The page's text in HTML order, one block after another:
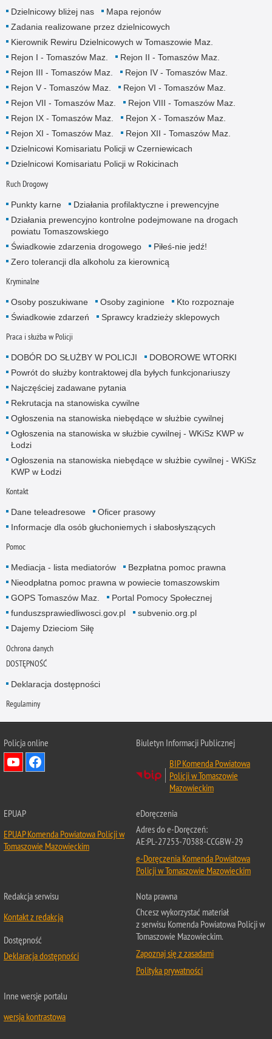
Dzielnicowy bliżej nas
Mapa rejonów
Zadania realizowane przez dzielnicowych
Kierownik Rewiru Dzielnicowych w Tomaszowie Maz.
Rejon I - Tomaszów Maz.
Rejon II - Tomaszów Maz.
Rejon III - Tomaszów Maz.
Rejon IV - Tomaszów Maz.
Rejon V - Tomaszów Maz.
Rejon VI - Tomaszów Maz.
Rejon VII - Tomaszów Maz.
Rejon VIII - Tomaszów Maz.
Rejon IX - Tomaszów Maz.
Rejon X - Tomaszów Maz.
Rejon XI - Tomaszów Maz.
Rejon XII - Tomaszów Maz.
Dzielnicowi Komisariatu Policji w Czerniewicach
Dzielnicowi Komisariatu Policji w Rokicinach
Ruch Drogowy
Punkty karne
Działania profilaktyczne i prewencyjne
Działania prewencyjno kontrolne podejmowane na drogach
powiatu Tomaszowskiego
Świadkowie zdarzenia drogowego
Piłeś-nie jedź!
Zero tolerancji dla alkoholu za kierownicą
Kryminalne
Osoby poszukiwane Osoby zaginione
Kto rozpoznaje
Świadkowie zdarzeń
Sprawcy kradzieży sklepowych
Praca i służba w Policji
DOBÓR DO SŁUŻBY W POLICJI
DOBOROWE WTORKI
Powrót do służby kontraktowej dla byłych funkcjonariuszy
Najczęściej zadawane pytania
Rekrutacja na stanowiska cywilne
Ogłoszenia na stanowiska niebędące w służbie cywilnej
Ogłoszenia na stanowiska w służbie cywilnej - WKiSz KWP w
Łodzi
Ogłoszenia na stanowiska niebędące w służbie cywilnej - WKiSz
KWP w Łodzi
Kontakt
Dane teleadresowe
Oficer prasowy
Informacje dla osób głuchoniemych i słabosłyszących
Pomoc
Mediacja - lista mediatorów
Bezpłatna pomoc prawna
Nieodpłatna pomoc prawna w powiecie tomaszowskim
GOPS Tomaszów Maz.
Portal Pomocy Społecznej
funduszsprawiedliwosci.gov.pl
subvenio.org.pl
Dajemy Dzieciom Siłę
Ochrona danych
DOSTĘPNOŚĆ
Deklaracja dostępności
Regulaminy
Policja online
Biuletyn Informacji Publicznej
BIP Komenda Powiatowa
Policji w Tomaszowie
Mazowieckim
EPUAP
EPUAP Komenda Powiatowa Policji w
Tomaszowie Mazowieckim
eDoręczenia
Adres do e-Doręczeń:
AE:PL-27253-70388-CCGBW-29
e-Doręczenia Komenda Powiatowa
Policji w Tomaszowie Mazowieckim
Redakcja serwisu
Kontakt z redakcją
Dostępność
Deklaracja dostępności
Nota prawna
Chcesz wykorzystać materiał
z serwisu Komenda Powiatowa Policji w
Tomaszowie Mazowieckim.
Zapoznaj się z zasadami
Polityka prywatności
Inne wersje portalu
wersja kontrastowa